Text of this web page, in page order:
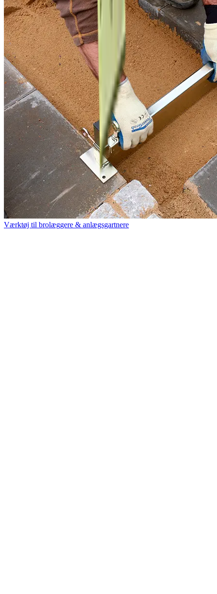
Værktøj til brolæggere & anlægsgartnere